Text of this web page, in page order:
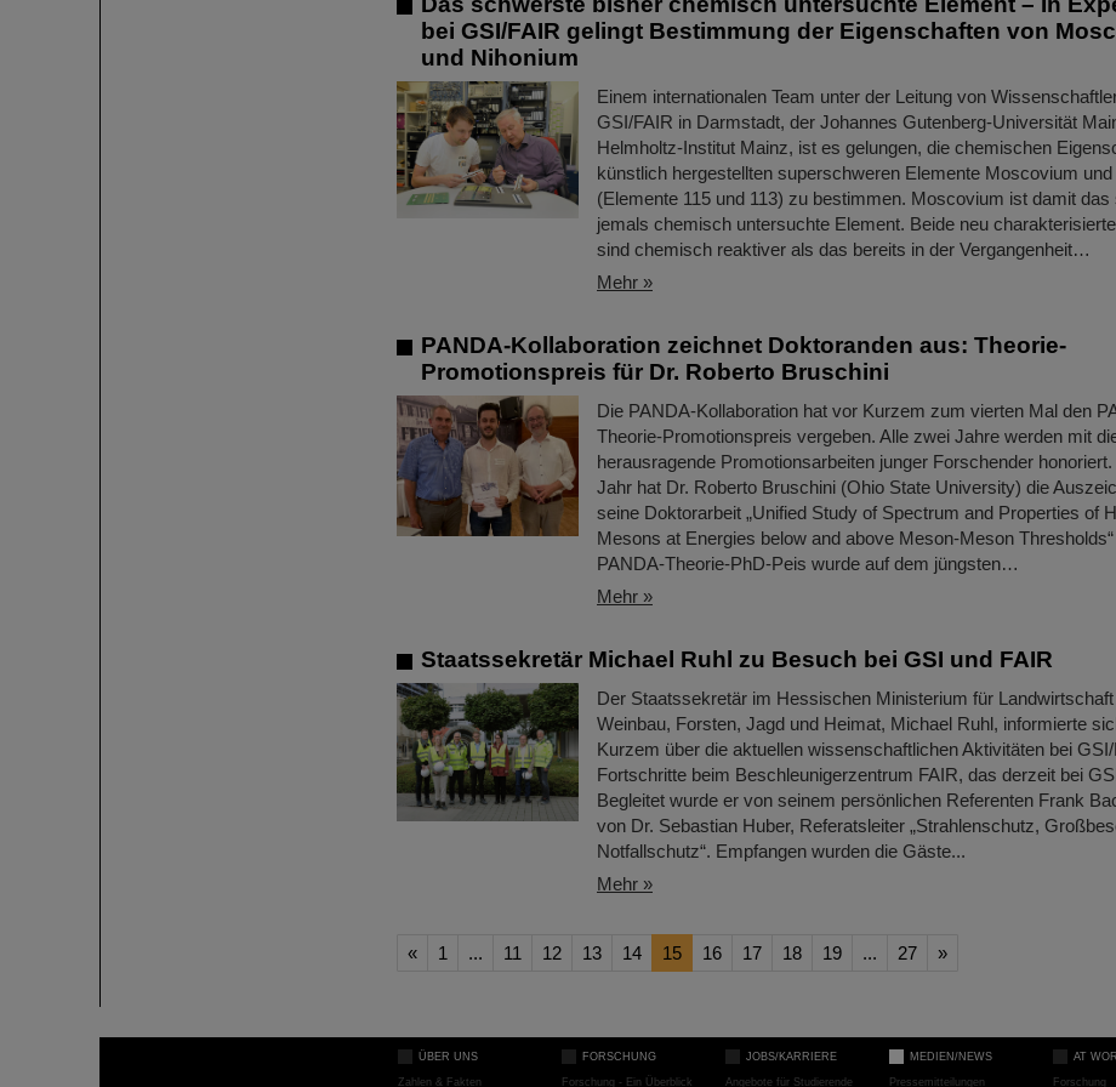
bei GSI/FAIR gelingt Bestimmung der Eigenschaften von
und Nihonium
Einem internationalen Team unter der Leitung von
GSI/FAIR in Darmstadt, der Johannes Gutenberg-Universität
Helmholtz-Institut Mainz, ist es gelungen, die chemischen
künstlich hergestellten superschweren Elemente Moscovium und
(Elemente 115 und 113) zu bestimmen. Moscovium ist damit
jemals chemisch untersuchte Element. Beide neu
sind chemisch reaktiver als das bereits in der Vergangenheit…
Mehr »
PANDA-Kollaboration zeichnet Doktoranden aus: Theorie-
Promotionspreis für Dr. Roberto Bruschini
Die PANDA-Kollaboration hat vor Kurzem zum vierten Mal den
Theorie-Promotionspreis vergeben. Alle zwei Jahre werden mit
herausragende Promotionsarbeiten junger Forschender
Jahr hat Dr. Roberto Bruschini (Ohio State University) die
seine Doktorarbeit „Unified Study of Spectrum and Properties of
Mesons at Energies below and above Meson-Meson
PANDA-Theorie-PhD-Peis wurde auf dem jüngsten…
Mehr »
Staatssekretär Michael Ruhl zu Besuch bei GSI und FAIR
Der Staatssekretär im Hessischen Ministerium für
Weinbau, Forsten, Jagd und Heimat, Michael Ruhl, informierte
Kurzem über die aktuellen wissenschaftlichen Aktivitäten bei
Fortschritte beim Beschleunigerzentrum FAIR, das derzeit bei
Begleitet wurde er von seinem persönlichen Referenten Frank
von Dr. Sebastian Huber, Referatsleiter „Strahlenschutz,
Notfallschutz“. Empfangen wurden die Gäste...
Mehr »
« 1 ... 11 12 13 14 15 16 17 18 19 ... 27 »
ÜBER UNS
Zahlen & Fakten
FORSCHUNG
Forschung - Ein Überblick
JOBS/KARRIERE
Angebote für Studierende
MEDIEN/NEWS
Pressemitteilungen
AT
Forschung